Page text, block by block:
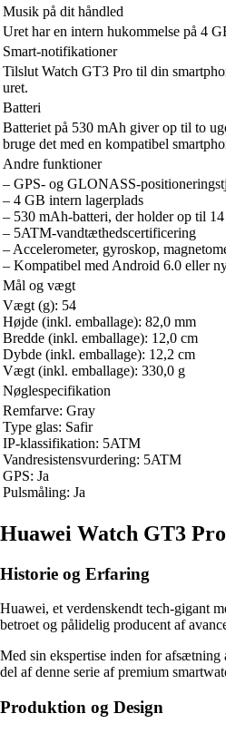
Musik på dit håndled
Uret har en intern hukommelse på 4
Smart-notifikationer
Tilslut Watch GT3 Pro til din
uret.
Batteri
Batteriet på 530 mAh giver op til to
bruge det med en kompatibel
Andre funktioner
– GPS- og GLONASS-
– 4 GB intern lagerplads
– 530 mAh-batteri, der holder op til 14
– 5ATM-vandtæthedscertificering
– Accelerometer, gyroskop,
– Kompatibel med Android 6.0 eller
Mål og vægt
Vægt (g): 54
Højde (inkl. emballage): 82,0 mm
Bredde (inkl. emballage): 12,0 cm
Dybde (inkl. emballage): 12,2 cm
Vægt (inkl. emballage): 330,0 g
Nøglespecifikation
Remfarve: Gray
Type glas: Safir
IP-klassifikation: 5ATM
Vandresistensvurdering: 5ATM
GPS: Ja
Pulsmåling: Ja
Huawei Watch GT3
Historie og Erfaring
Huawei, et verdenskendt tech-gigant
betroet og pålidelig producent af
Med sin ekspertise inden for
del af denne serie af premium
Produktion og Design